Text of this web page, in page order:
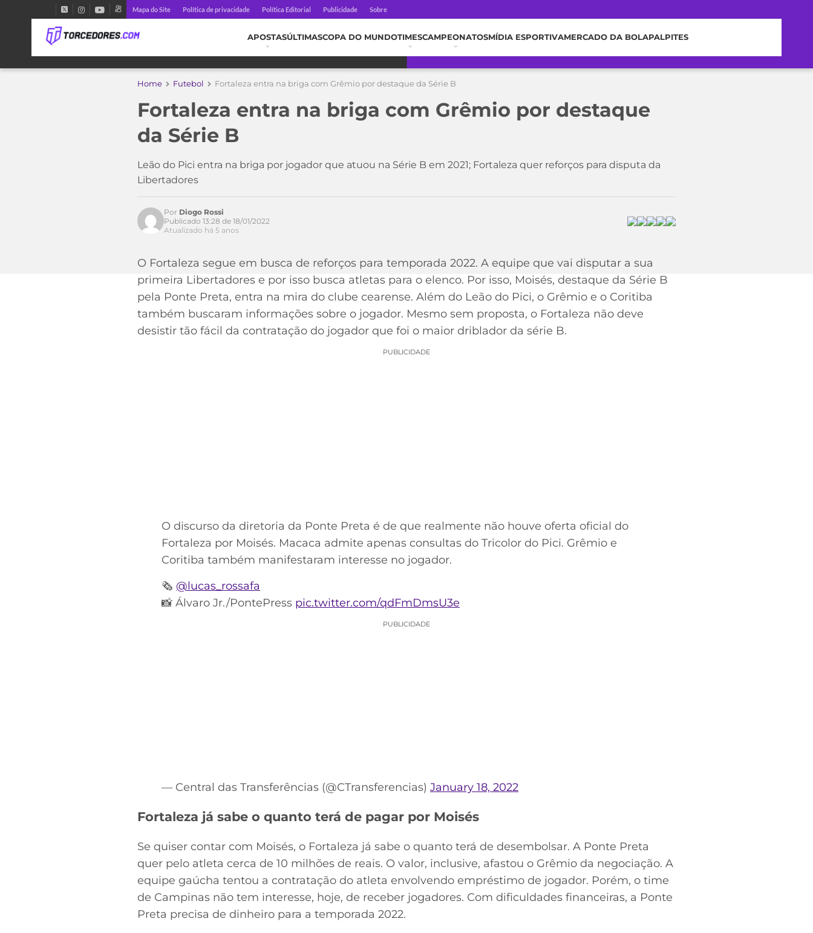
Mapa do Site Política de privacidade Política Editorial Publicidade Sobre
APOSTASÚLTIMASCOPA DO MUNDOTIMESCAMPEONATOSMÍDIA ESPORTIVAMERCADO DA BOLAPALPITES
Home Futebol Fortaleza entra na briga com Grêmio por destaque da Série B
Fortaleza entra na briga com Grêmio por destaque
da Série B
Leão do Pici entra na briga por jogador que atuou na Série B em 2021; Fortaleza quer reforços para disputa da
Libertadores
Acesse o perfil do autor
Por Diogo Rossi
Publicado 13:28 de 18/01/2022
Atualizado há 5 anos
O Fortaleza segue em busca de reforços para temporada 2022. A equipe que vai disputar a sua
primeira Libertadores e por isso busca atletas para o elenco. Por isso, Moisés, destaque da Série B
pela Ponte Preta, entra na mira do clube cearense. Além do Leão do Pici, o Grêmio e o Coritiba
também buscaram informações sobre o jogador. Mesmo sem proposta, o Fortaleza não deve
desistir tão fácil da contratação do jogador que foi o maior driblador da série B.
PUBLICIDADE
O discurso da diretoria da Ponte Preta é de que realmente não houve oferta oficial do
Fortaleza por Moisés. Macaca admite apenas consultas do Tricolor do Pici. Grêmio e
Coritiba também manifestaram interesse no jogador.
🗞️ @lucas_rossafa
📸 Álvaro Jr./PontePress pic.twitter.com/qdFmDmsU3e
PUBLICIDADE
— Central das Transferências (@CTransferencias) January 18, 2022
Fortaleza já sabe o quanto terá de pagar por Moisés
Se quiser contar com Moisés, o Fortaleza já sabe o quanto terá de desembolsar. A Ponte Preta
quer pelo atleta cerca de 10 milhões de reais. O valor, inclusive, afastou o Grêmio da negociação. A
equipe gaúcha tentou a contratação do atleta envolvendo empréstimo de jogador. Porém, o time
de Campinas não tem interesse, hoje, de receber jogadores. Com dificuldades financeiras, a Ponte
Preta precisa de dinheiro para a temporada 2022.